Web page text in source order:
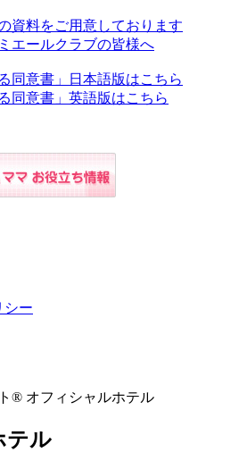
資料をご用意しております
エールクラブの皆様へ
同意書」日本語版はこちら
同意書」英語版はこちら
シー
® オフィシャルホテル
テル